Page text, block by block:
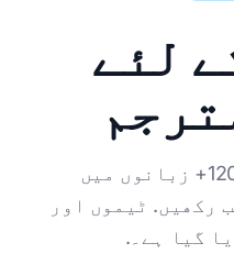
لئے
کاروباری دستاویزات کو 120+ زبانوں میں
رکھیں. ٹیموں اور
گیا ہے۔.